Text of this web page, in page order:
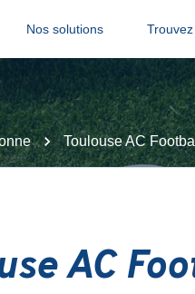
Nos solutions
Toulouse AC
AC